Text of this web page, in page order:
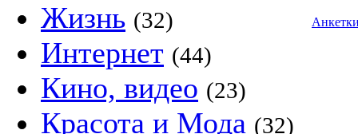
Жизнь (32)
Интернет (44)
Кино, видео (23)
Красота и Мода (32)